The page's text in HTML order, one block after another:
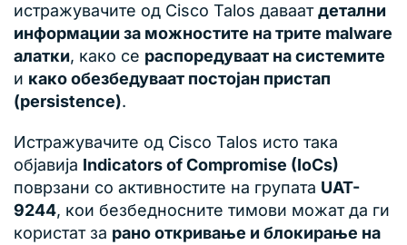
истражувачите од Cisco Talos даваатдетални
информации за можностите на трите malware
алатки, како се распоредуваат на системите
и како обезбедуваат постојан пристап
(persistence).
Истражувачите од Cisco Talos исто така
објавија Indicators of Compromise (IoCs)
поврзани со активностите на групата UAT-
9244, кои безбедносните тимови можат да ги
користат за рано откривање и блокирање на